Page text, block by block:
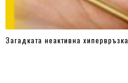
Загадката неактивна хипервръзка